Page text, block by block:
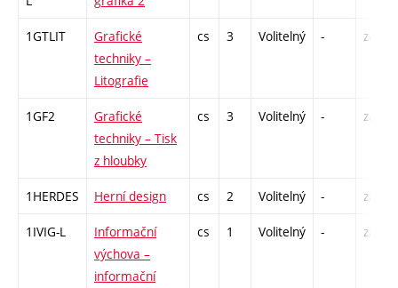
1GTLIT
Grafické
techniky –
Litografie
cs 3 Volitelný - zá
1GF2
Grafické
techniky – Tisk
z hloubky
cs 3 Volitelný - zá
1HERDES Herní design cs 2 Volitelný - zá
1IVIG-L
Informační
výchova –
informační
cs 1 Volitelný - zá